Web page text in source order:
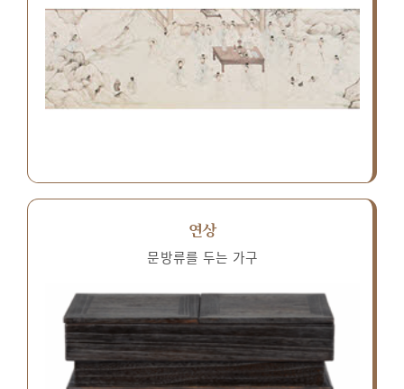
연상
문방류를 두는 가구